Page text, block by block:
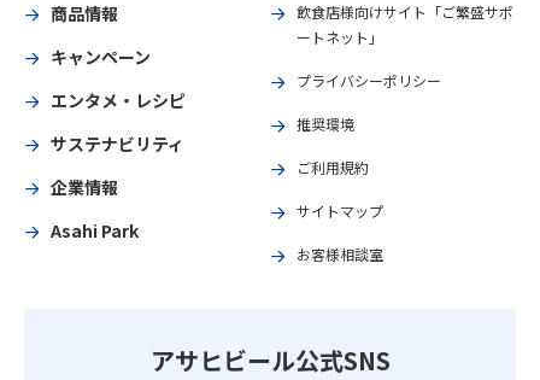
商品情報
キャンペーン
エンタメ・レシピ
サステナビリティ
企業情報
Asahi Park
飲食店様向けサイト「ご繁盛サポ
ートネット」
プライバシーポリシー
推奨環境
ご利用規約
サイトマップ
お客様相談室
アサヒビール公式SNS